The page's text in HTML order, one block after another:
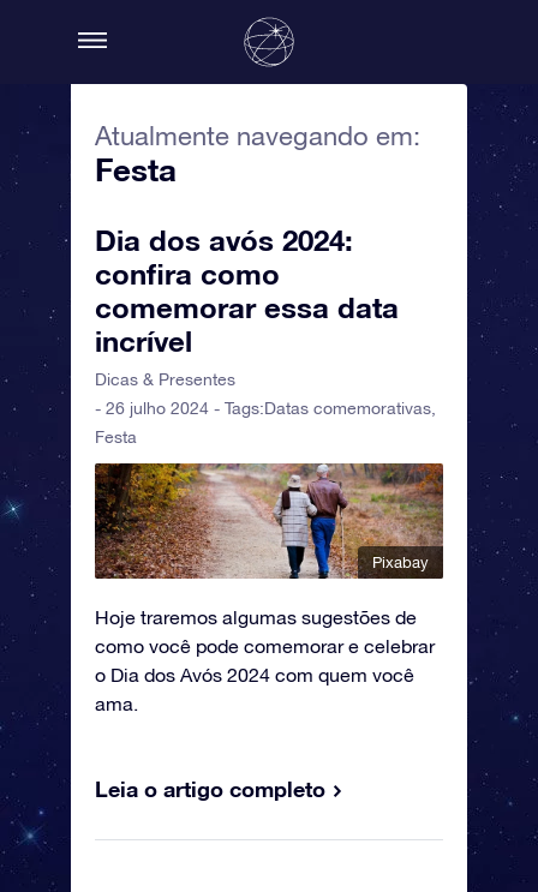
Atualmente navegando em:
Festa
Dia dos avós 2024:
confira como
comemorar essa data
incrível
Dicas & Presentes
- 26 julho 2024 - Tags:Datas comemorativas
Festa
Pixabay
Hoje traremos algumas sugestões de
como você pode comemorar e celebrar
o Dia dos Avós 2024 com quem você
ama.
Leia o artigo completo